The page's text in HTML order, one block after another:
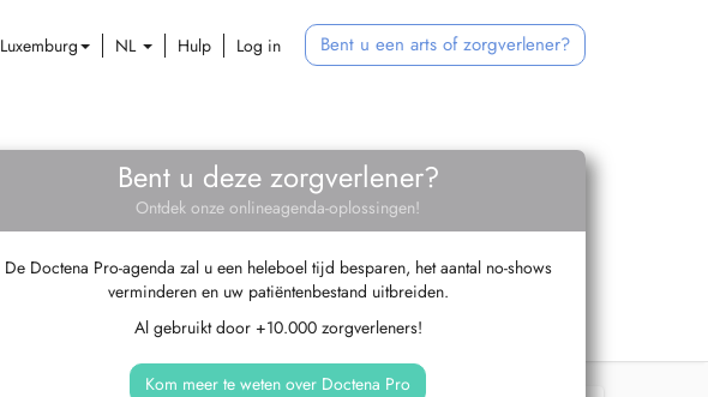
Luxemburg NL Hulp Log in Bent u een arts of zorgverlener?
Bent u deze zorgverlener?
Ontdek onze onlineagenda-oplossingen!
De Doctena Pro-agenda zal u een heleboel tijd besparen, het aantal no-shows
verminderen en uw patiëntenbestand uitbreiden.
Al gebruikt door +10.000 zorgverleners!
Kom meer te weten over Doctena Pro